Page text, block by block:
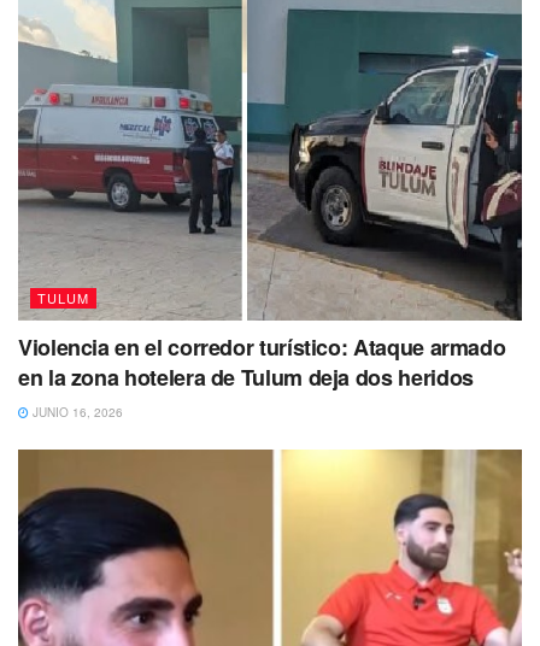
TULUM
Violencia en el corredor turístico: Ataque armado
en la zona hotelera de Tulum deja dos heridos
JUNIO 16, 2026